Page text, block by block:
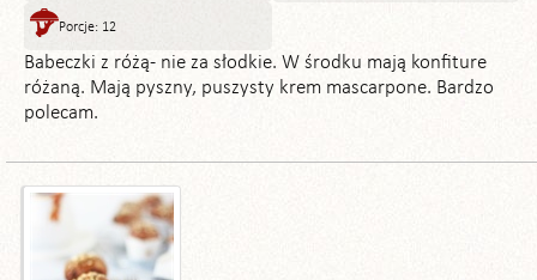
Porcje: 12
Babeczki z różą- nie za słodkie. W środku mają konfiture
różaną. Mają pyszny, puszysty krem mascarpone. Bardzo
polecam.